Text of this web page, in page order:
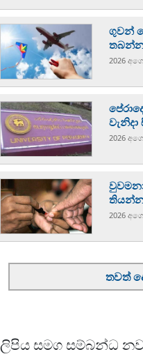
ගුවන්
2026
2026
තියන්න
2026
තවත්
ලිපිය සමග සම්බන්ධ